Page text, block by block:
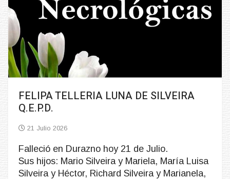
FELIPA TELLERIA LUNA DE SILVEIRA
Q.E.P.D.
21 Julio 2026
Falleció en Durazno hoy 21 de Julio.
Sus hijos: Mario Silveira y Mariela, María Luisa
Silveira y Héctor, Richard Silveira y Marianela,